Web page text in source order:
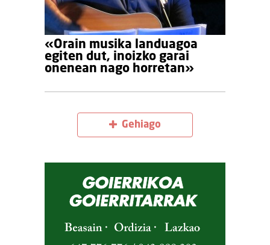
«Orain musika landuagoa
egiten dut, inoizko garai
onenean nago horretan»
Gehiago